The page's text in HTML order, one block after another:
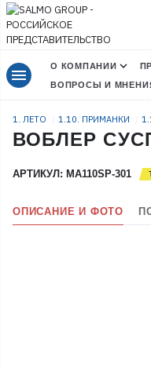
menu О КОМПАНИИ
ВОПРОСЫ И
1. ЛЕТО 1.10. ПРИМАНКИ
ВОБЛЕР
АРТИКУЛ: MA110SP-301
ОПИСАНИЕ И ФОТО